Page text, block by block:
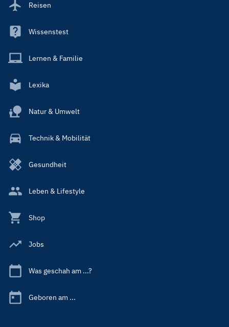
Reisen
Wissenstest
Lernen & Familie
Lexika
Natur & Umwelt
Technik & Mobilität
Gesundheit
Leben & Lifestyle
Shop
Jobs
Was geschah am ...?
Geboren am ...